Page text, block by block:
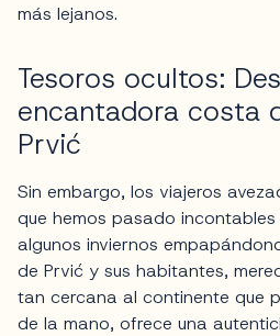
más lejanos.
Tesoros ocultos:
encantadora costa
Prvić
Sin embargo, los viajeros
que hemos pasado
algunos inviernos
de Prvić y sus habitantes,
tan cercana al continente que
de la mano, ofrece una